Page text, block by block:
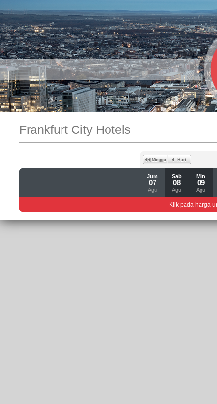
Frankfurt City Hotels
Jum
07
Agu
Sab
08
Agu
Min
09
Agu
Klik pada harga